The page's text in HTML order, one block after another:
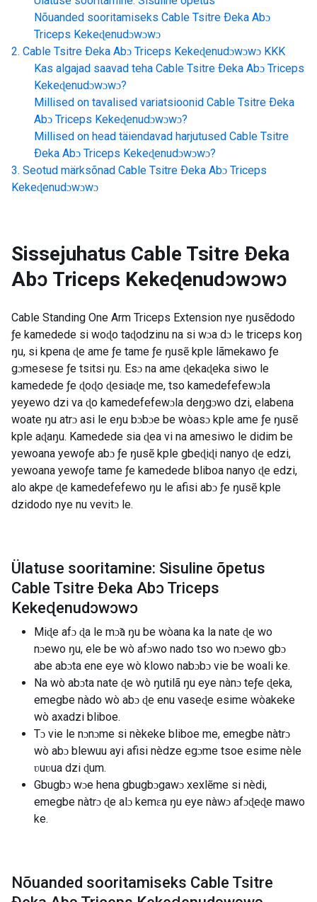
Nõuanded sooritamiseks Cable Tsitre Ðeka Abɔ
Triceps Kekeɖenudɔwɔwɔ
Cable Tsitre Ðeka Abɔ Triceps Kekeɖenudɔwɔwɔ KKK
Kas algajad saavad teha Cable Tsitre Ðeka Abɔ Triceps
Kekeɖenudɔwɔwɔ?
Millised on tavalised variatsioonid Cable Tsitre Ðeka
Abɔ Triceps Kekeɖenudɔwɔwɔ?
Millised on head täiendavad harjutused Cable Tsitre
Ðeka Abɔ Triceps Kekeɖenudɔwɔwɔ?
Seotud märksõnad Cable Tsitre Ðeka Abɔ Triceps
Kekeɖenudɔwɔwɔ
Sissejuhatus Cable Tsitre Ðeka
Abɔ Triceps Kekeɖenudɔwɔwɔ
Cable Standing One Arm Triceps Extension nye ŋusẽdodo
ƒe kamedede si woɖo taɖodzinu na si wɔa dɔ le triceps koŋ
ŋu, si kpena ɖe ame ƒe tame ƒe ŋusẽ kple lãmekawo ƒe
gɔmesese ƒe tsitsi ŋu. Esɔ na ame ɖekaɖeka siwo le
kamedede ƒe ɖoɖo ɖesiaɖe me, tso kamedefefewɔla
yeyewo dzi va ɖo kamedefefewɔla deŋgɔwo dzi, elabena
woate ŋu atrɔ asi le eŋu bɔbɔe be wòasɔ kple ame ƒe ŋusẽ
kple aɖaŋu. Kamedede sia ɖea vi na amesiwo le didim be
yewoana yewoƒe abɔ ƒe ŋusẽ kple gbeɖiɖi nanyo ɖe edzi,
yewoana yewoƒe tame ƒe kamedede bliboa nanyo ɖe edzi,
alo akpe ɖe kamedefefewo ŋu le afisi abɔ ƒe ŋusẽ kple
dzidodo nye nu vevitɔ le.
Ülatuse sooritamine: Sisuline õpetus
Cable Tsitre Ðeka Abɔ Triceps
Kekeɖenudɔwɔwɔ
Miɖe afɔ ɖa le mɔ̃a ŋu be wòana ka la nate ɖe wo
nɔewo ŋu, ele be wò afɔwo nado tso wo nɔewo gbɔ
abe abɔta ene eye wò klowo nabɔbɔ vie be woali ke.
Na wò abɔta nate ɖe wò ŋutilã ŋu eye nànɔ teƒe ɖeka,
emegbe nàdo wò abɔ ɖe enu vaseɖe esime wòakeke
wò axadzi bliboe.
Tɔ vie le nɔnɔme si nèkeke bliboe me, emegbe nàtrɔ
wò abɔ blewuu ayi afisi nèdze egɔme tsoe esime nèle
ʋuʋua dzi ɖum.
Gbugbɔ wɔe hena gbugbɔgawɔ xexlẽme si nèdi,
emegbe nàtrɔ ɖe alɔ kemɛa ŋu eye nàwɔ afɔɖeɖe mawo
ke.
Nõuanded sooritamiseks Cable Tsitre